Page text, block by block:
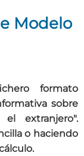
Modelo
formato
sobre
extranjero".
o haciendo